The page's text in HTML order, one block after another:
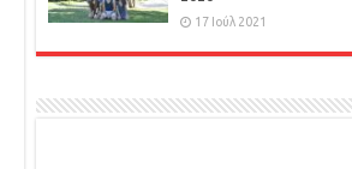
17 Ιούλ 2021